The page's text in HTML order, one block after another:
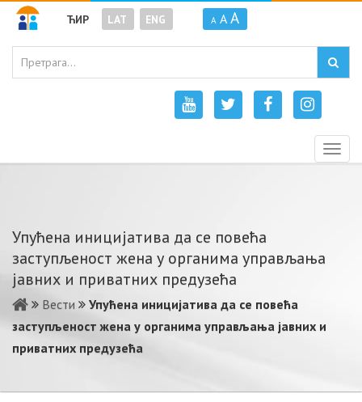
ЋИР LAT ENG A A A
Упућена иницијатива да се повећа
заступљеност жена у органима управљања
јавних и приватних предузећа
Вести
Упућена иницијатива да се повећа
заступљеност жена у органима управљања јавних и
приватних предузећа